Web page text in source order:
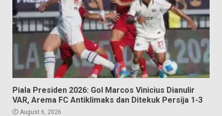
Piala Presiden 2026: Gol Marcos Vinicius Dianulir
VAR, Arema FC Antiklimaks dan Ditekuk Persija 1-3
August 6, 2026